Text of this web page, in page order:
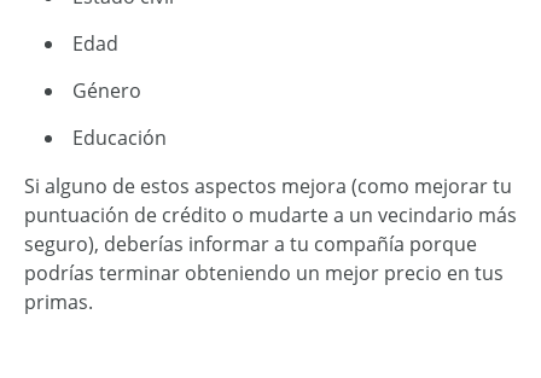
Edad
Género
Educación
Si alguno de estos aspectos mejora (como mejorar tu
puntuación de crédito o mudarte a un vecindario más
seguro), deberías informar a tu compañía porque
podrías terminar obteniendo un mejor precio en tus
primas.